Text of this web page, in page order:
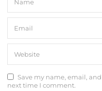
Save my name, email,
next time I comment.